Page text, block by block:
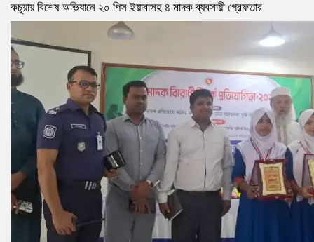
কচুয়ায় বিশেষ অভিযানে ২০ পিস ইয়াবাসহ ৪ মাদক ব্যবসায়ী গ্রেফতার